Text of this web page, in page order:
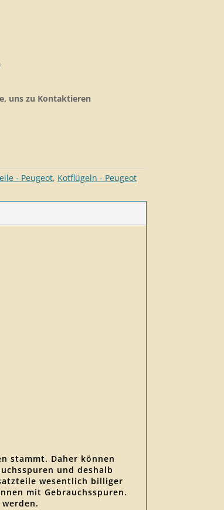
uns zu Kontaktieren
- Peugeot, Kotflügeln - Peugeot
stammt. Daher können
und deshalb
wesentlich billiger
mit Gebrauchsspuren.